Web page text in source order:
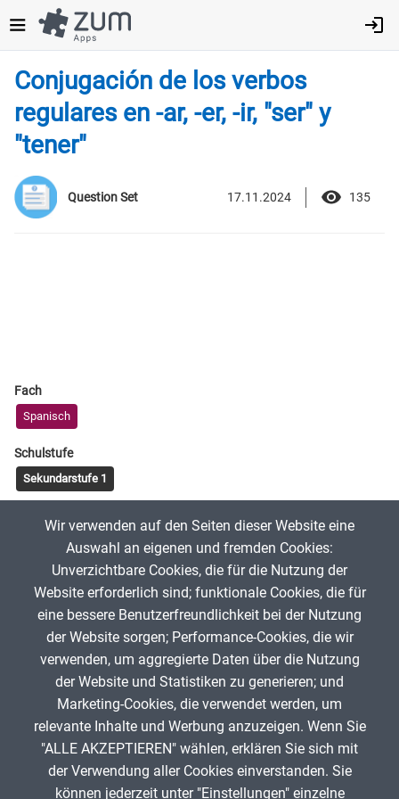
zum
Inhalt
Conjugación de los verbos
regulares en -ar, -er, -ir, "ser" y
"tener"
Question Set 17.11.2024 135
Fach
Spanisch
Schulstufe
Sekundarstufe 1
conjugación verbos regulares ser tener
17. November 2024
App melden
ANZEIGE
Wir verwenden auf den Seiten dieser Website eine
Auswahl an eigenen und fremden Cookies:
Unverzichtbare Cookies, die für die Nutzung der
Website erforderlich sind; funktionale Cookies, die für
eine bessere Benutzerfreundlichkeit bei der Nutzung
der Website sorgen; Performance-Cookies, die wir
verwenden, um aggregierte Daten über die Nutzung
der Website und Statistiken zu generieren; und
Marketing-Cookies, die verwendet werden, um
relevante Inhalte und Werbung anzuzeigen. Wenn Sie
"ALLE AKZEPTIEREN" wählen, erklären Sie sich mit
der Verwendung aller Cookies einverstanden. Sie
können jederzeit unter "Einstellungen" einzelne